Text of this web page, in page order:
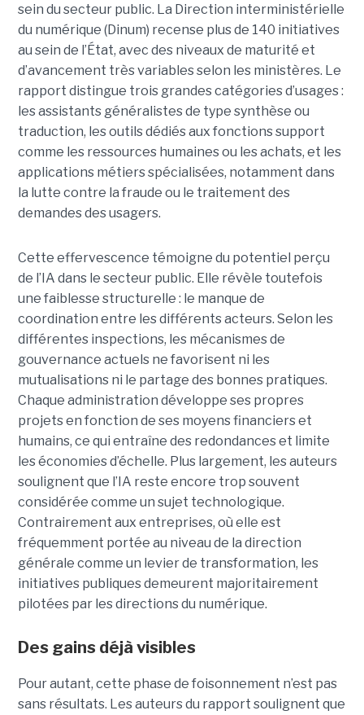
sein du secteur public. La Direction interministérielle
du numérique (Dinum) recense plus de 140 initiatives
au sein de l’État, avec des niveaux de maturité et
d’avancement très variables selon les ministères. Le
rapport distingue trois grandes catégories d’usages :
les assistants généralistes de type synthèse ou
traduction, les outils dédiés aux fonctions support
comme les ressources humaines ou les achats, et les
applications métiers spécialisées, notamment dans
la lutte contre la fraude ou le traitement des
demandes des usagers.
Cette effervescence témoigne du potentiel perçu
de l’IA dans le secteur public. Elle révèle toutefois
une faiblesse structurelle : le manque de
coordination entre les différents acteurs. Selon les
différentes inspections, les mécanismes de
gouvernance actuels ne favorisent ni les
mutualisations ni le partage des bonnes pratiques.
Chaque administration développe ses propres
projets en fonction de ses moyens financiers et
humains, ce qui entraîne des redondances et limite
les économies d’échelle. Plus largement, les auteurs
soulignent que l’IA reste encore trop souvent
considérée comme un sujet technologique.
Contrairement aux entreprises, où elle est
fréquemment portée au niveau de la direction
générale comme un levier de transformation, les
initiatives publiques demeurent majoritairement
pilotées par les directions du numérique.
Des gains déjà visibles
Pour autant, cette phase de foisonnement n’est pas
sans résultats. Les auteurs du rapport soulignent que